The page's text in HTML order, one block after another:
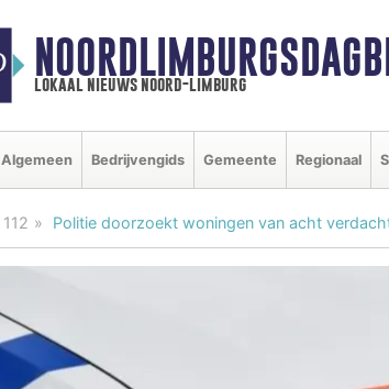
lokaal nieuws noord-limburg
Algemeen Bedrijvengids Gemeente Regionaal
112 Politie doorzoekt woningen van acht